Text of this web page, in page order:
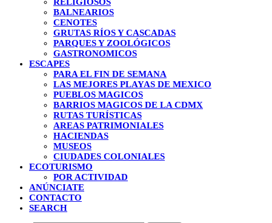
BALNEARIOS
CENOTES
GRUTAS RÍOS Y CASCADAS
PARQUES Y ZOOLÓGICOS
GASTRONOMICOS
ESCAPES
PARA EL FIN DE SEMANA
LAS MEJORES PLAYAS DE MEXICO
PUEBLOS MAGICOS
BARRIOS MAGICOS DE LA CDMX
RUTAS TURÍSTICAS
AREAS PATRIMONIALES
HACIENDAS
MUSEOS
CIUDADES COLONIALES
ECOTURISMO
POR ACTIVIDAD
ANÚNCIATE
CONTACTO
SEARCH